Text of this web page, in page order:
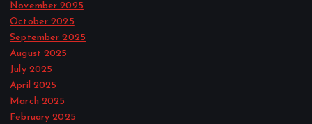
November 2025
October 2025
September 2025
August 2025
July 2025
April 2025
March 2025
February 2025